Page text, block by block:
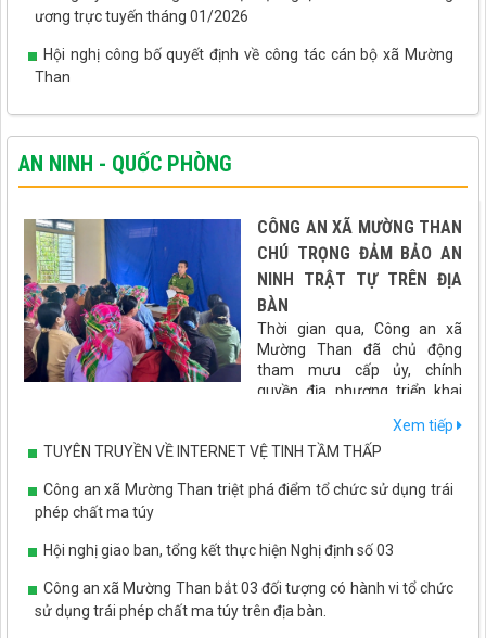
ương trực tuyến tháng 01/2026
Hội nghị công bố quyết định về công tác cán bộ xã Mường
Than
AN NINH - QUỐC PHÒNG
CÔNG AN XÃ MƯỜNG THAN
CHÚ TRỌNG ĐẢM BẢO AN
NINH TRẬT TỰ TRÊN ĐỊA
BÀN
Thời gian qua, Công an xã
Mường Than đã chủ động
tham mưu cấp ủy, chính
quyền địa phương triển khai
đảm trật tự an toàn xã hội, góp phần tạo môi trường ổn định để
phát triển kinh tế - xã hội trên địa bàn.
Xem tiếp
TUYÊN TRUYỀN VỀ INTERNET VỆ TINH TẦM THẤP
Công an xã Mường Than triệt phá điểm tổ chức sử dụng trái
phép chất ma túy
Hội nghị giao ban, tổng kết thực hiện Nghị định số 03
Công an xã Mường Than bắt 03 đối tượng có hành vi tổ chức
sử dụng trái phép chất ma túy trên địa bàn.